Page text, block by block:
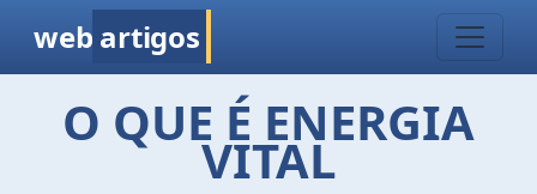
web artigos
O QUE É ENERGIA
VITAL